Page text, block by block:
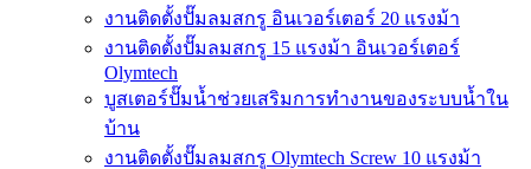
งานติดตั้งปั๊มลมสกรู อินเวอร์เตอร์ 20 แรงม้า
งานติดตั้งปั๊มลมสกรู 15 แรงม้า อินเวอร์เตอร์
Olymtech
บูสเตอร์ปั๊มน้ำช่วยเสริมการทำงานของระบบน้ำใน
บ้าน
งานติดตั้งปั๊มลมสกรู Olymtech Screw 10 แรงม้า